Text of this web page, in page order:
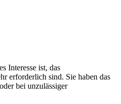
Interesse ist, das
erforderlich sind. Sie haben das
bei unzulässiger